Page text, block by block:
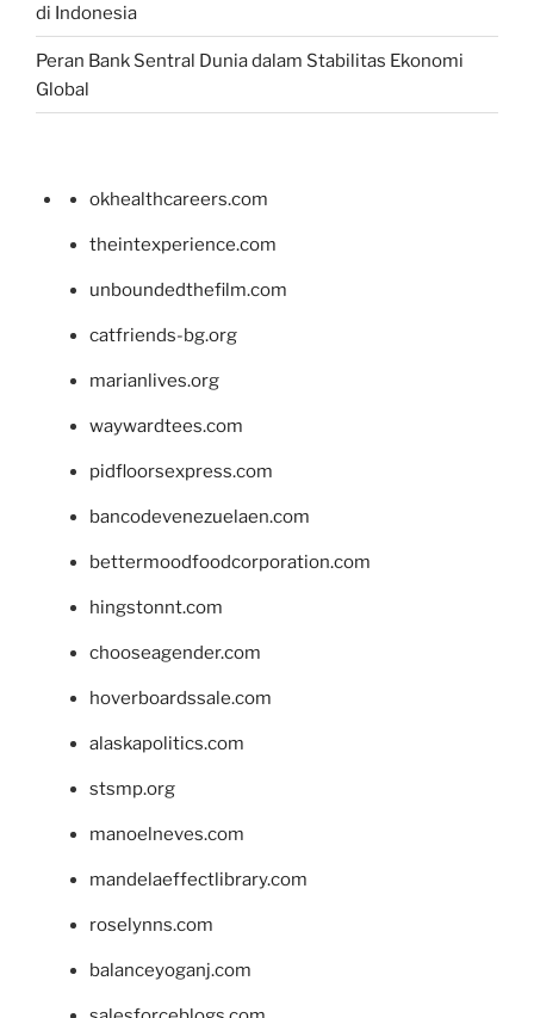
di Indonesia
Peran Bank Sentral Dunia dalam Stabilitas Ekonomi
Global
okhealthcareers.com
theintexperience.com
unboundedthefilm.com
catfriends-bg.org
marianlives.org
waywardtees.com
pidfloorsexpress.com
bancodevenezuelaen.com
bettermoodfoodcorporation.com
hingstonnt.com
chooseagender.com
hoverboardssale.com
alaskapolitics.com
stsmp.org
manoelneves.com
mandelaeffectlibrary.com
roselynns.com
balanceyoganj.com